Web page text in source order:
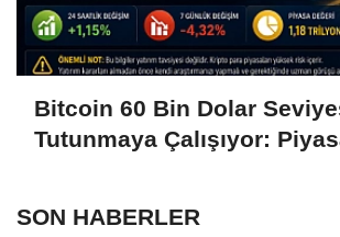
Bitcoin 60 Bin Dolar
Tutunmaya Çalışıyor:
SON HABERLER